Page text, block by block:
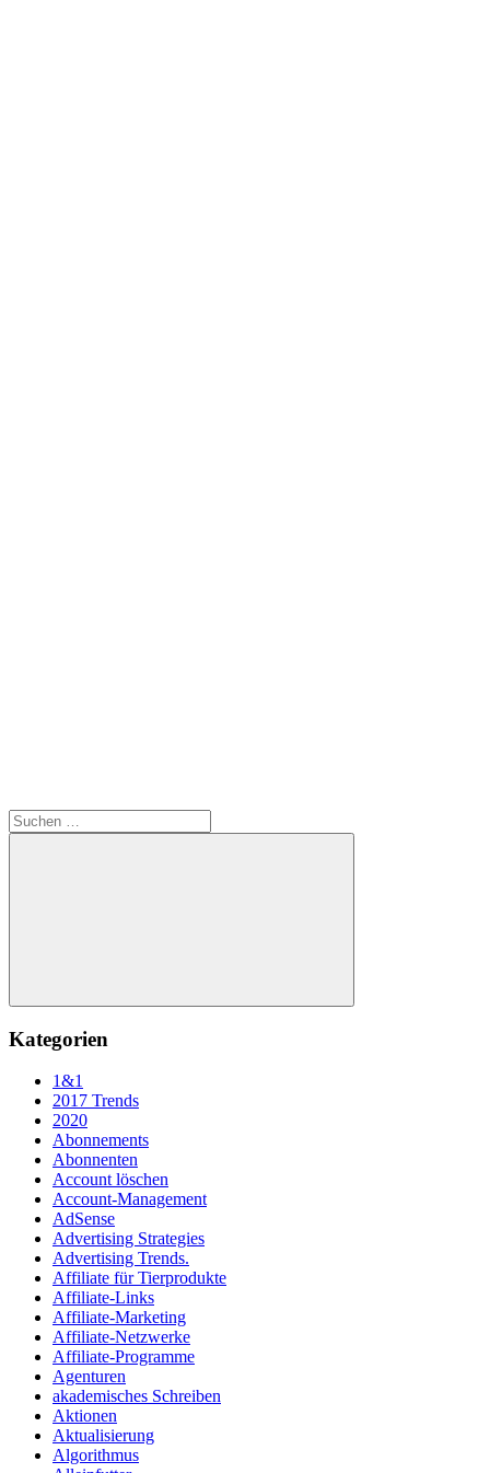
Suchen
nach:
Suchen
Kategorien
1&1
2017 Trends
2020
Abonnements
Abonnenten
Account löschen
Account-Management
AdSense
Advertising Strategies
Advertising Trends.
Affiliate für Tierprodukte
Affiliate-Links
Affiliate-Marketing
Affiliate-Netzwerke
Affiliate-Programme
Agenturen
akademisches Schreiben
Aktionen
Aktualisierung
Algorithmus